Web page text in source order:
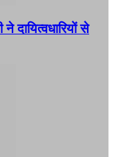
दायित्वधारियों से